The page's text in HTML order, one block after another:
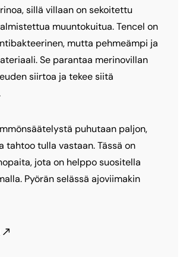
sillä villaan on sekoitettu
muuntokuitua. Tencel on
mutta pehmeämpi ja
Se parantaa merinovillan
siirtoa ja tekee siitä
puhutaan paljon,
tahtoo tulla vastaan. Tässä on
jota on helppo suositella
Pyörän selässä ajoviimakin